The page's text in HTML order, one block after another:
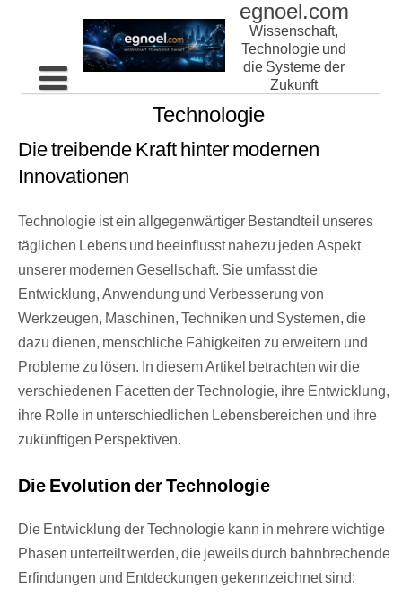
egnoel.com
Wissenschaft,
Technologie und
die Systeme der
Zukunft
Technologie
Die treibende Kraft hinter modernen
Innovationen
Technologie ist ein allgegenwärtiger Bestandteil unseres
täglichen Lebens und beeinflusst nahezu jeden Aspekt
unserer modernen Gesellschaft. Sie umfasst die
Entwicklung, Anwendung und Verbesserung von
Werkzeugen, Maschinen, Techniken und Systemen, die
dazu dienen, menschliche Fähigkeiten zu erweitern und
Probleme zu lösen. In diesem Artikel betrachten wir die
verschiedenen Facetten der Technologie, ihre Entwicklung,
ihre Rolle in unterschiedlichen Lebensbereichen und ihre
zukünftigen Perspektiven.
Die Evolution der Technologie
Die Entwicklung der Technologie kann in mehrere wichtige
Phasen unterteilt werden, die jeweils durch bahnbrechende
Erfindungen und Entdeckungen gekennzeichnet sind: